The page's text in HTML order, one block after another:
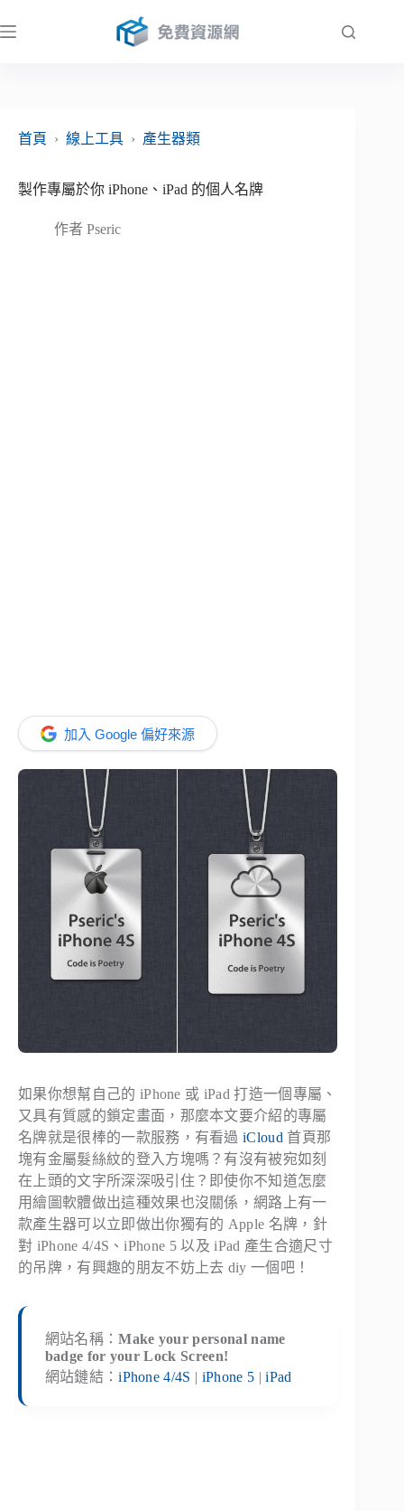
至
首頁
› 線上工具 › 產生器類
製作專屬於你 iPhone、iPad 的個人名牌
作者 Pseric
加入 Google 偏好來源
如果你想幫自己的 iPhone 或 iPad 打造一個專屬、
又具有質感的鎖定畫面，那麼本文要介紹的專屬
名牌就是很棒的一款服務，有看過iCloud 首頁那
塊有金屬髮絲紋的登入方塊嗎？有沒有被宛如刻
在上頭的文字所深深吸引住？即使你不知道怎麼
用繪圖軟體做出這種效果也沒關係，網路上有一
款產生器可以立即做出你獨有的 Apple 名牌，針
對 iPhone 4/4S、iPhone 5 以及 iPad 產生合適尺寸
的吊牌，有興趣的朋友不妨上去 diy 一個吧！
網站名稱：Make your personal name
badge for your Lock Screen!
網站鏈結：iPhone 4/4S | iPhone 5 |iPad